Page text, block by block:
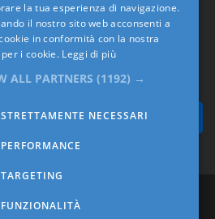
dal sito per processare la tua
rimozione di tali dati secondo il
richiesta, scrivendo a
Iscriviti
la tua esperienza di navigazione.
il nostro sito web acconsenti a
in conformità con la nostra
i cookie. Leggi di più
ALL PARTNERS (1192) →
STRETTAMENTE NECESSARI
PERFORMANCE
TARGETING
FUNZIONALITÀ